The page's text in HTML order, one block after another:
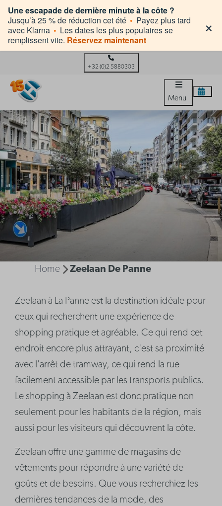
Une escapade de dernière minute à la côte ?
Jusqu’à 25 % de réduction cet été • Payez plus tard
avec Klarna • Les dates les plus populaires se
remplissent vite. Réservez maintenant
×
+32 (0)2 5880303
Menu
Home Zeelaan De Panne
Zeelaan à La Panne est la destination idéale pour
ceux qui recherchent une expérience de
shopping pratique et agréable. Ce qui rend cet
endroit encore plus attrayant, c'est sa proximité
avec l'arrêt de tramway, ce qui rend la rue
facilement accessible par les transports publics.
Le shopping à Zeelaan est donc pratique non
seulement pour les habitants de la région, mais
aussi pour les visiteurs qui découvrent la côte.
Zeelaan offre une gamme de magasins de
vêtements pour répondre à une variété de
goûts et de besoins. Que vous recherchiez les
dernières tendances de la mode, des